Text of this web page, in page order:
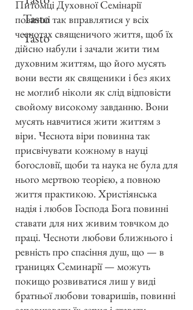
Питомці Духовної Семінарії
повинні так вправлятися у всіх
чеснотах священичого життя, щоб їх
дійсно набули і зачали жити тим
духовним життям, що його мусять
вони вести як священики і без яких
не моглиб ніколи як слід відповісти
свойому високому завданню. Вони
мусять навчитися жити життям з
віри. Чеснота віри повинна так
присвічувати кожному в науці
богословії, щоби та наука не була для
нього мертвою теорією, а повною
життя практикою. Христіянська
надія і любов Господа Бога повинні
ставати для них живим товчком до
праці. Чесноти любови ближнього і
ревність про спасіння душ, що — в
границях Семинарії — можуть
покищо розвиватися лиш у виді
братньої любови товаришів, повинні
Tasto
Tasto